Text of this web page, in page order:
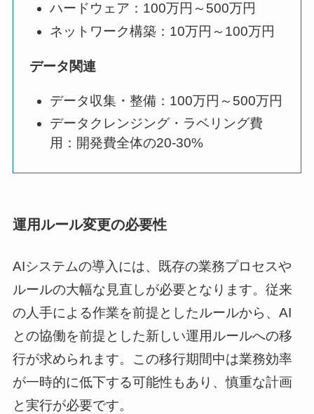
ハードウェア：100万円～500万円
ネットワーク構築：10万円～100万円
データ関連
データ収集・整備：100万円～500万円
データクレンジング・ラベリング費
用：開発費全体の20-30%
運用ルール変更の必要性
AIシステムの導入には、既存の業務プロセスや
ルールの大幅な見直しが必要となります。従来
の人手による作業を前提としたルールから、AI
との協働を前提とした新しい運用ルールへの移
行が求められます。この移行期間中は業務効率
が一時的に低下する可能性もあり、慎重な計画
と実行が必要です。